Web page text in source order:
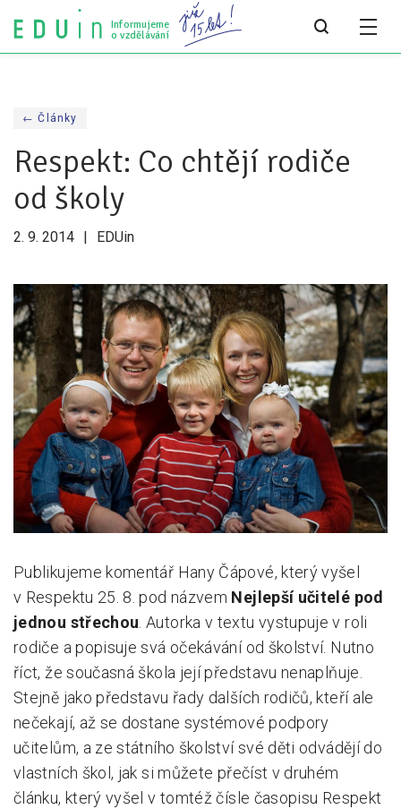
Informujeme
o vzdělávání
Všechny články
Všechny články
Týdeník bEDUin
Všechny analýzy
Pro média
Tiskové zprávy
Pro média
Pro zřizovatele
Konference Lepší škola
Kápézetka - průvodce pro zřizovatele
Klub zřizovatelů
O nás
O nás
Partneři a dárci
Kontakty
← Články
Respekt: Co chtějí rodiče
od školy
2. 9. 2014 EDUin
Publikujeme komentář Hany Čápové, který vyšel
v Respektu 25. 8. pod názvem Nejlepší učitelé pod
jednou střechou. Autorka v textu vystupuje v roli
rodiče a popisuje svá očekávání od školství. Nutno
říct, že současná škola její představu nenaplňuje.
Stejně jako představu řady dalších rodičů, kteří ale
nečekají, až se dostane systémové podpory
učitelům, a ze státního školství své děti odvádějí do
vlastních škol, jak si můžete přečíst v druhém
článku, který vyšel v tomtéž čísle časopisu Respekt